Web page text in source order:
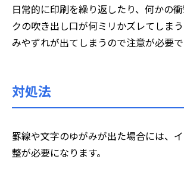
日常的に印刷を繰り返したり、何かの
クの吹き出し口が何ミリかズレてしま
みやずれが出てしまうので注意が必要で
対処法
罫線や文字のゆがみが出た場合には、
整が必要になります。